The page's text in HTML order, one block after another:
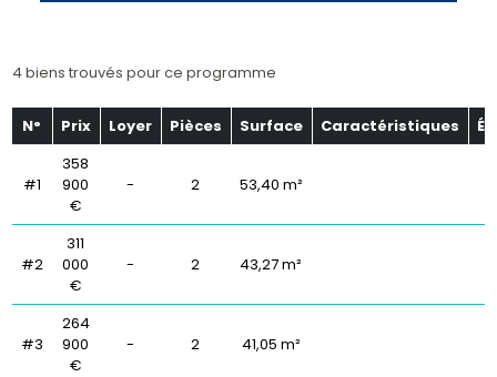
4 biens trouvés pour ce programme
N° Prix Loyer Pièces Surface Caractéristiques
#1
358
900
€
- 2 53,40 m²
#2
311
000
€
- 2 43,27 m²
#3
264
900
€
- 2 41,05 m²